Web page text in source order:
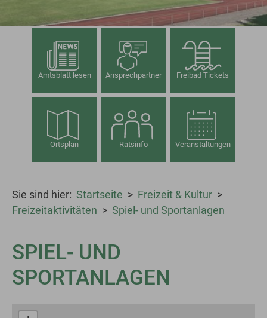
Amtsblatt lesen Ansprechpartner Freibad Tickets
Ortsplan Ratsinfo Veranstaltungen
Sie sind hier:
Startseite
Freizeit & Kultur
Freizeitaktivitäten
Spiel- und Sportanlagen
SPIEL- UND
SPORTANLAGEN